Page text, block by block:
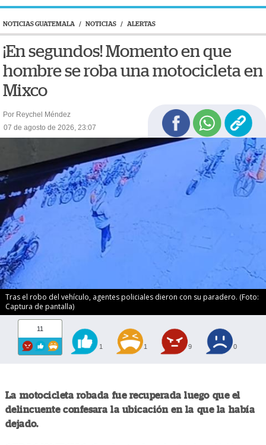
NOTICIAS GUATEMALA / NOTICIAS / ALERTAS
¡En segundos! Momento en que
hombre se roba una motocicleta en
Mixco
Por Reychel Méndez
07 de agosto de 2026, 23:07
Tras el robo del vehículo, agentes policiales dieron con su paradero. (Foto:
Captura de pantalla)
11
1 1 9 0
La motocicleta robada fue recuperada luego que el
delincuente confesara la ubicación en la que la había
dejado.